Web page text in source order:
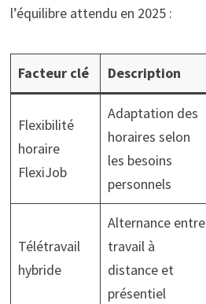
l’équilibre attendu en 2025 :
Facteur clé Description
Flexibilité
horaire
FlexiJob
Adaptation des
horaires selon
les besoins
personnels
Télétravail
hybride
Alternance entre
travail à
distance et
présentiel